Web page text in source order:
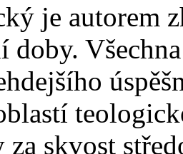
je autorem
doby.
za skvost